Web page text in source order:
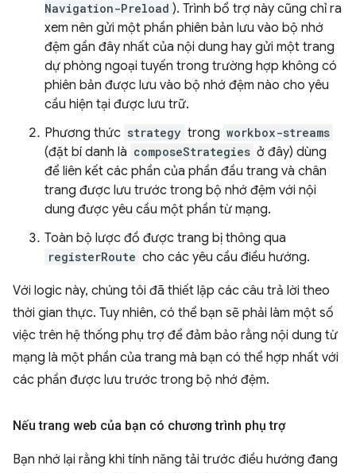
Navigation-Preload ). Trình bổ trợ này cũng chỉ ra
xem nên gửi một phần phiên bản lưu vào bộ nhớ
đệm gần đây nhất của nội dung hay gửi một trang
dự phòng ngoại tuyến trong trường hợp không có
phiên bản được lưu vào bộ nhớ đệm nào cho yêu
cầu hiện tại được lưu trữ.
Phương thức strategy trong workbox-streams
(đặt bí danh là composeStrategies ở đây) dùng
để liên kết các phần của phần đầu trang và chân
trang được lưu trước trong bộ nhớ đệm với nội
dung được yêu cầu một phần từ mạng.
Toàn bộ lược đồ được trang bị thông qua
registerRoute cho các yêu cầu điều hướng.
Với logic này, chúng tôi đã thiết lập các câu trả lời theo
thời gian thực. Tuy nhiên, có thể bạn sẽ phải làm một số
việc trên hệ thống phụ trợ để đảm bảo rằng nội dung từ
mạng là một phần của trang mà bạn có thể hợp nhất với
các phần được lưu trước trong bộ nhớ đệm.
Nếu trang web của bạn có chương trình phụ trợ
Bạn nhớ lại rằng khi tính năng tải trước điều hướng đang